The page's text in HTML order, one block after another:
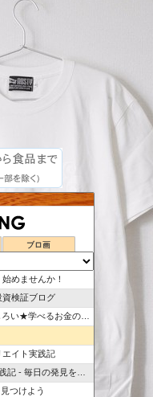
ブロ画
めませんか！
検証ブログ
べるお金の勉強ブログ
イト実践記
の発見を記録していく
つけよう